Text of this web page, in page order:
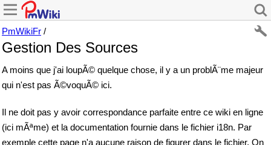
PmWikiFr /
Gestion Des Sources
A moins que j'ai loupÃ© quelque chose, il y a un problÃ¨me majeur
qui n'est pas Ã©voquÃ© ici.
Il ne doit pas y avoir correspondance parfaite entre ce wiki en ligne
(ici mÃªme) et la documentation fournie dans le fichier i18n. Par
exemple cette page n'a aucune raison de figurer dans le fichier. On